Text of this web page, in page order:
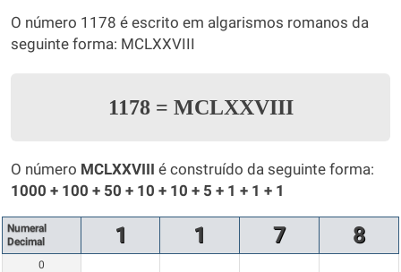
O número 1178 é escrito em algarismos romanos da
seguinte forma: MCLXXVIII
1178 = MCLXXVIII
O número MCLXXVIII é construído da seguinte forma:
1000 + 100 + 50 + 10 + 10 + 5 + 1 + 1 + 1
Numeral
Decimal
1 1 7 8
0